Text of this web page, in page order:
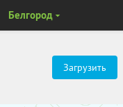
Загрузить
Белгород